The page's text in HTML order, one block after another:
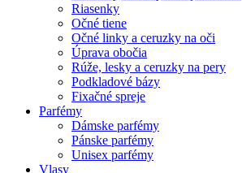
Riasenky
Očné tiene
Očné linky a ceruzky na oči
Úprava obočia
Rúže, lesky a ceruzky na pery
Podkladové bázy
Fixačné spreje
Parfémy
Dámske parfémy
Pánske parfémy
Unisex parfémy
Vlasy